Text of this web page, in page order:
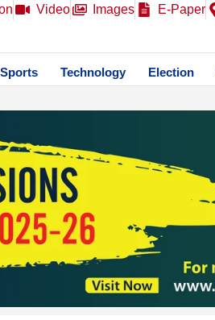
Video Images E-Paper
Sports Technology Election